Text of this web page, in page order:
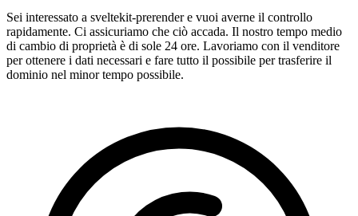
Sei interessato a sveltekit-prerender e vuoi averne il controllo
rapidamente. Ci assicuriamo che ciò accada. Il nostro tempo medio
di cambio di proprietà è di sole 24 ore. Lavoriamo con il venditore
per ottenere i dati necessari e fare tutto il possibile per trasferire il
dominio nel minor tempo possibile.